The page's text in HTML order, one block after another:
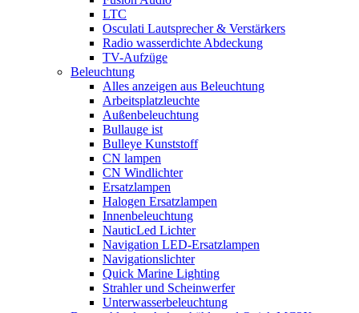
LTC
Osculati Lautsprecher & Verstärkers
Radio wasserdichte Abdeckung
TV-Aufzüge
Beleuchtung
Alles anzeigen aus Beleuchtung
Arbeitsplatzleuchte
Außenbeleuchtung
Bullauge ist
Bulleye Kunststoff
CN lampen
CN Windlichter
Ersatzlampen
Halogen Ersatzlampen
Innenbeleuchtung
NauticLed Lichter
Navigation LED-Ersatzlampen
Navigationslichter
Quick Marine Lighting
Strahler und Scheinwerfer
Unterwasserbeleuchtung